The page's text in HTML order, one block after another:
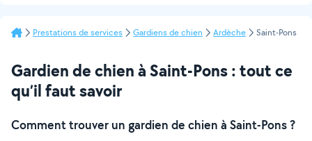
Prestations de services Gardiens de chien Ardèche Saint-Pons
Gardien de chien à Saint-Pons : tout ce
qu’il faut savoir
Comment trouver un gardien de chien à Saint-Pons ?